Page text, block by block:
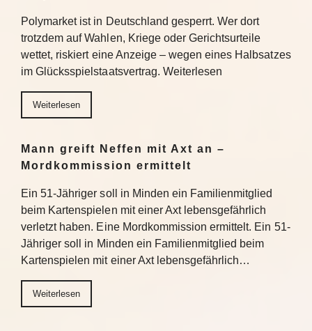
Polymarket ist in Deutschland gesperrt. Wer dort
trotzdem auf Wahlen, Kriege oder Gerichtsurteile
wettet, riskiert eine Anzeige – wegen eines Halbsatzes
im Glücksspielstaatsvertrag. Weiterlesen
Weiterlesen
Mann greift Neffen mit Axt an –
Mordkommission ermittelt
Ein 51-Jähriger soll in Minden ein Familienmitglied
beim Kartenspielen mit einer Axt lebensgefährlich
verletzt haben. Eine Mordkommission ermittelt. Ein 51-
Jähriger soll in Minden ein Familienmitglied beim
Kartenspielen mit einer Axt lebensgefährlich…
Weiterlesen